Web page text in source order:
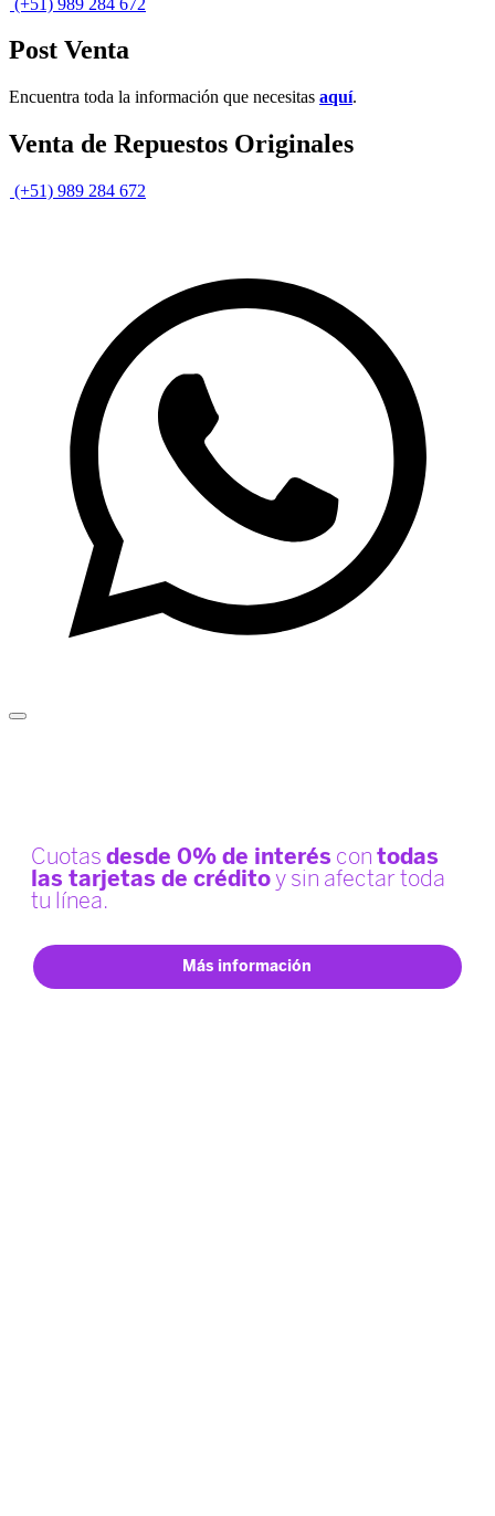
Post Venta
Encuentra toda la información que necesitas aquí.
Venta de Repuestos Originales
(+51) 989 284 672